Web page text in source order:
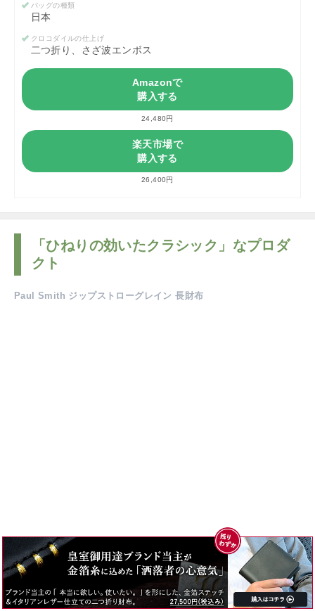
バッグの種類
日本
クロコダイルの仕上げ
二つ折り、さざ波エンボス
Amazonで
購入する
24,480円
楽天市場で
購入する
26,400円
「ひねりの効いたクラシック」なプロダ
クト
Paul Smith ジップストローグレイン 長財布
引用元：paulsmith.co.jp
▼ブランドの概要
『ポールスミス』は、王道デザインの中に遊び心を加える「ひ
ねりの効いたクラシック」でお馴染みの、英国ファッションブ